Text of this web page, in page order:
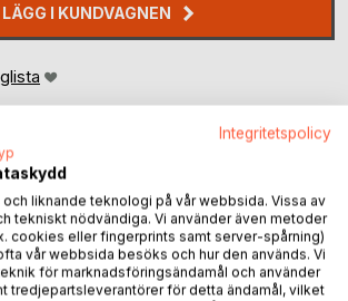
LÄGG I KUNDVAGNEN
Integritetspolicy
liknande teknologi på vår webbsida. Vissa av
tekniskt nödvändiga. Vi använder även metoder
cookies eller fingerprints samt server-spårning)
vår webbsida besöks och hur den används. Vi
för marknadsföringsändamål och använder
tredjepartsleverantörer för detta ändamål, vilket